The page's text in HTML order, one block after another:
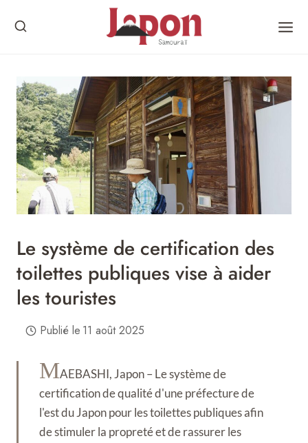
Le système de certification des
toilettes publiques vise à aider
les touristes
Publié le 11 août 2025
MAEBASHI, Japon – Le système de
certification de qualité d'une préfecture de
l'est du Japon pour les toilettes publiques afin
de stimuler la propreté et de rassurer les